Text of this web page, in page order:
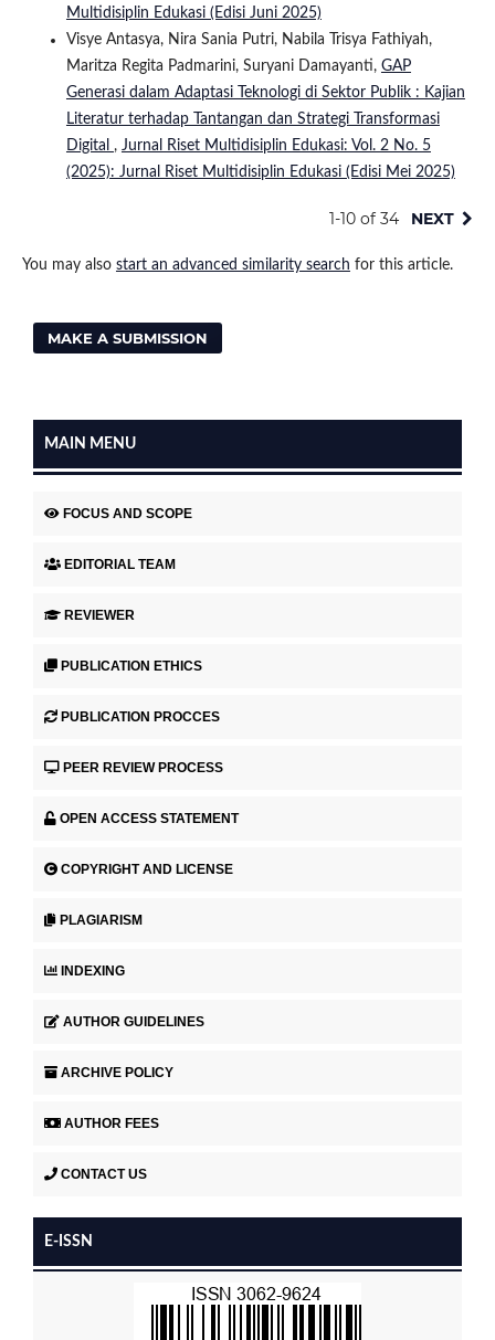
Multidisiplin Edukasi (Edisi Juni 2025)
Visye Antasya, Nira Sania Putri, Nabila Trisya Fathiyah,
Maritza Regita Padmarini, Suryani Damayanti, GAP
Generasi dalam Adaptasi Teknologi di Sektor Publik : Kajian
Literatur terhadap Tantangan dan Strategi Transformasi
Digital , Jurnal Riset Multidisiplin Edukasi: Vol. 2 No. 5
(2025): Jurnal Riset Multidisiplin Edukasi (Edisi Mei 2025)
1-10 of 34 NEXT
You may also start an advanced similarity search for this article.
MAKE A SUBMISSION
MAIN MENU
FOCUS AND SCOPE
EDITORIAL TEAM
REVIEWER
PUBLICATION ETHICS
PUBLICATION PROCCES
PEER REVIEW PROCESS
OPEN ACCESS STATEMENT
COPYRIGHT AND LICENSE
PLAGIARISM
INDEXING
AUTHOR GUIDELINES
ARCHIVE POLICY
AUTHOR FEES
CONTACT US
E-ISSN